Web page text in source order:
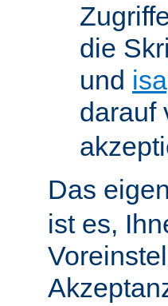
die
und
darauf
Das
ist es,